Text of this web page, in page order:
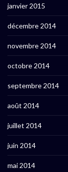
janvier 2015
décembre 2014
novembre 2014
octobre 2014
septembre 2014
août 2014
juillet 2014
juin 2014
mai 2014